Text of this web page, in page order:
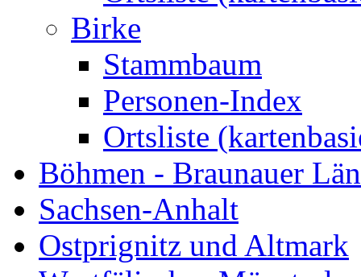
Birke
Stammbaum
Personen-Index
Ortsliste
Böhmen - Braunauer
Sachsen-Anhalt
Ostprignitz und Altmark